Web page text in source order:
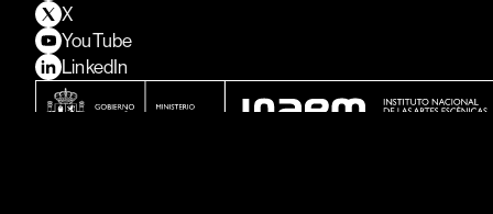
X
YouTube
LinkedIn